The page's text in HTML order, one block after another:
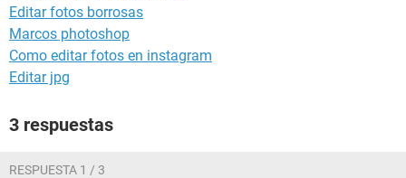
Editar fotos borrosas
Marcos photoshop
Como editar fotos en instagram
Editar jpg
3 respuestas
RESPUESTA 1 / 3